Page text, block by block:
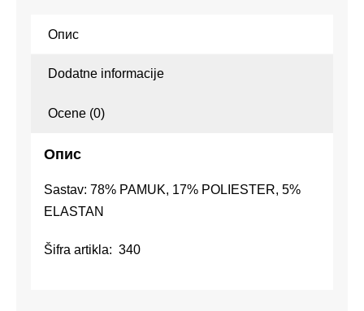
Опис
Dodatne informacije
Ocene (0)
Опис
Sastav: 78% PAMUK, 17% POLIESTER, 5%
ELASTAN
Šifra artikla: 340